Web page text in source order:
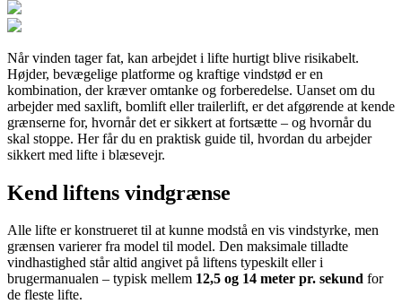
Når vinden tager fat, kan arbejdet i lifte hurtigt blive risikabelt.
Højder, bevægelige platforme og kraftige vindstød er en
kombination, der kræver omtanke og forberedelse. Uanset om du
arbejder med saxlift, bomlift eller trailerlift, er det afgørende at kende
grænserne for, hvornår det er sikkert at fortsætte – og hvornår du
skal stoppe. Her får du en praktisk guide til, hvordan du arbejder
sikkert med lifte i blæsevejr.
Kend liftens vindgrænse
Alle lifte er konstrueret til at kunne modstå en vis vindstyrke, men
grænsen varierer fra model til model. Den maksimale tilladte
vindhastighed står altid angivet på liftens typeskilt eller i
brugermanualen – typisk mellem 12,5 og 14 meter pr. sekund for
de fleste lifte.